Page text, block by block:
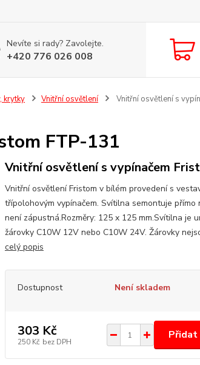
Nevíte si rady? Zavolejte.
+420 776 026 008
krytky Vnitřní osvětlení
Vnitřní osvětlení s
FTP-131
Vnitřní osvětlení s vypínačem
Vnitřní osvětlení Fristom v bílém provedení s
třípolohovým vypínačem. Svítilna semontuje
není zápustná.Rozměry: 125 x 125 mm.Svítilna je
žárovky C10W 12V nebo C10W 24V. Žárovky
celý popis
Dostupnost Není skladem
303 Kč
250 Kč bez DPH
Přidat